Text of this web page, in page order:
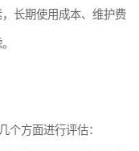
长期使用成本、维护费
个方面进行评估：